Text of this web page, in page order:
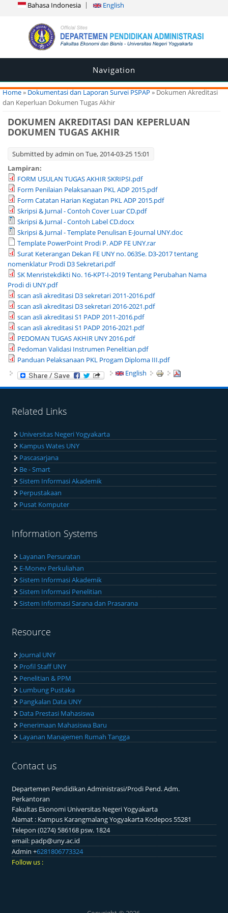
Bahasa Indonesia English
Navigation
You are here
Home» Dokumentasi dan Laporan Survei PSPAP » Dokumen Akreditasi
dan Keperluan Dokumen Tugas Akhir
DOKUMEN AKREDITASI DAN KEPERLUAN
DOKUMEN TUGAS AKHIR
Submitted byadmin on Tue, 2014-03-25 15:01
Lampiran:
FORM USULAN TUGAS AKHIR SKRIPSI.pdf
Form Penilaian Pelaksanaan PKL ADP 2015.pdf
Form Catatan Harian Kegiatan PKL ADP 2015.pdf
Skripsi & Jurnal - Contoh Cover Luar CD.pdf
Skripsi & Jurnal - Contoh Label CD.docx
Skripsi & Jurnal - Template Penulisan E-Journal UNY.doc
Template PowerPoint Prodi P. ADP FE UNY.rar
Surat Keterangan Dekan FE UNY no. 063Se. D3-2017 tentang
nomenklatur Prodi D3 Sekretari.pdf
SK Menristekdikti No. 16-KPT-I-2019 Tentang Perubahan Nama
Prodi di UNY.pdf
scan asli akreditasi D3 sekretari 2011-2016.pdf
scan asli akreditasi D3 sekretari 2016-2021.pdf
scan asli akreditasi S1 PADP 2011-2016.pdf
scan asli akreditasi S1 PADP 2016-2021.pdf
PEDOMAN TUGAS AKHIR UNY 2016.pdf
Pedoman Validasi Instrumen Penelitian.pdf
Panduan Pelaksanaan PKL Progam Diploma III.pdf
English
Related Links
Universitas Negeri Yogyakarta
Kampus Wates UNY
Pascasarjana
Be - Smart
Sistem Informasi Akademik
Perpustakaan
Pusat Komputer
Information Systems
Layanan Persuratan
E-Monev Perkuliahan
Sistem Informasi Akademik
Sistem Informasi Penelitian
Sistem Informasi Sarana dan Prasarana
Resource
Journal UNY
Profil Staff UNY
Penelitian & PPM
Lumbung Pustaka
Pangkalan Data UNY
Data Prestasi Mahasiswa
Penerimaan Mahasiswa Baru
Layanan Manajemen Rumah Tangga
Contact us
Departemen Pendidikan Administrasi/Prodi Pend. Adm.
Perkantoran
Fakultas Ekonomi Universitas Negeri Yogyakarta
Alamat : Kampus Karangmalang Yogyakarta Kodepos 55281
Telepon (0274) 586168 psw. 1824
email: padp@uny.ac.id
Admin +6281806773324
Follow us :